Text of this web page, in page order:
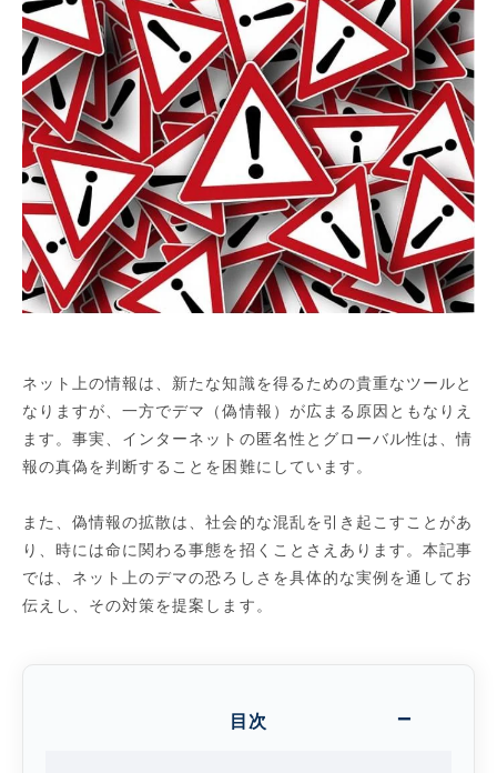
ネット上の情報は、新たな知識を得るための貴重なツールと
なりますが、一方でデマ（偽情報）が広まる原因ともなりえ
ます。事実、インターネットの匿名性とグローバル性は、情
報の真偽を判断することを困難にしています。
また、偽情報の拡散は、社会的な混乱を引き起こすことがあ
り、時には命に関わる事態を招くことさえあります。本記事
では、ネット上のデマの恐ろしさを具体的な実例を通してお
伝えし、その対策を提案します。
目次